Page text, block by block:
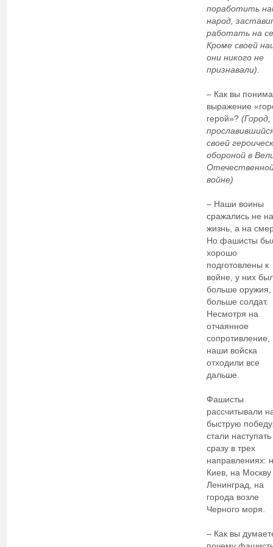
поработить
народ,
работать на
Кроме своей
они никого не
признавали).
– Как вы
выражение
герой»? (Город,
своей
обороной в
войне)
– Наши воины
сражались не на
жизнь, а на
Но фашисты
хорошо
подготовлены к
войне, у них
больше оружия,
больше солдат.
Несмотря на
отчаянное
сопротивление,
наши войска
отходили все
дальше.
Фашисты
рассчитывали
быструю
стали наступать
сразу в трех
направлениях:
Киев, на Москву
Ленинград, на
города возле
Черного моря.
– Как вы